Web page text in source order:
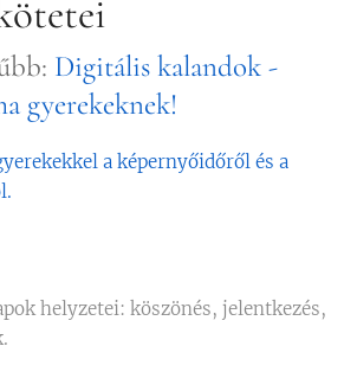
Digitális kalandok -
gyerekeknek!
a képernyőidőről és a
helyzetei: köszönés, jelentkezés,